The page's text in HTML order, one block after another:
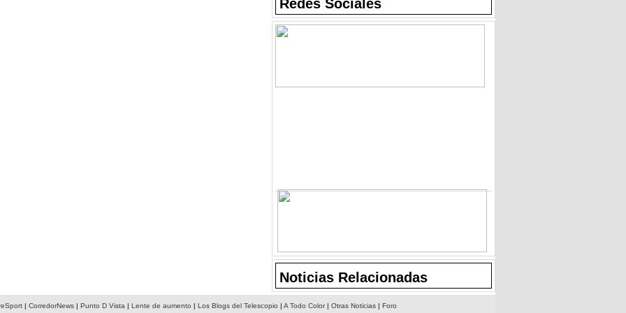
Redes Sociales
Noticias Relacionadas
| CorredorNews| Punto D Vista | Lente de aumento | Los Blogs del Telescopio | A Todo Color| Otras Noticias| Foro